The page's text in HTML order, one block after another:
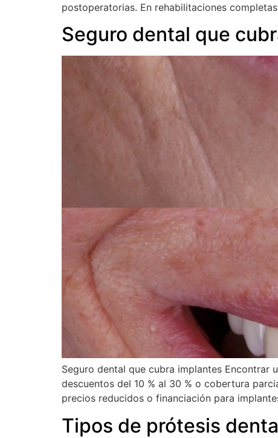
postoperatorias. En rehabilitaciones
Seguro dental que
Seguro dental que cubra implantes Encontrar
descuentos del 10 % al 30 % o cobertura
precios reducidos o financiación para
Tipos de prótesis